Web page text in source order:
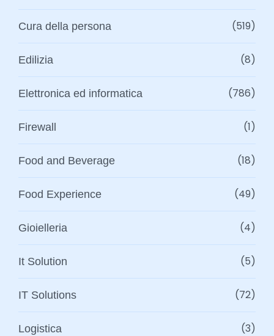
Cura della persona (519)
Edilizia (8)
Elettronica ed informatica (786)
Firewall (1)
Food and Beverage (18)
Food Experience (49)
Gioielleria (4)
It Solution (5)
IT Solutions (72)
Logistica (3)